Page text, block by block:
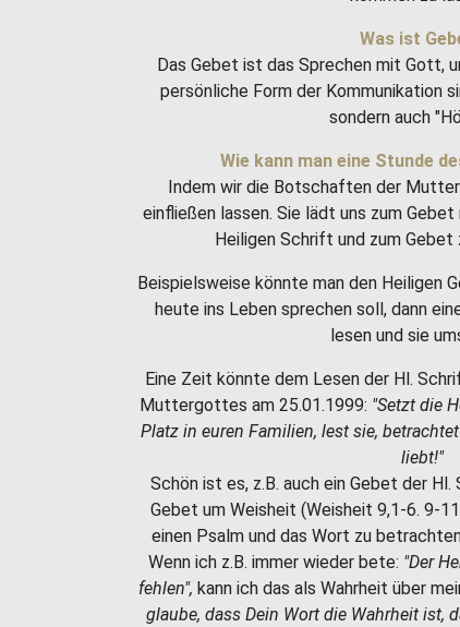
Was ist
Das Gebet ist das Sprechen mit Gott,
persönliche Form der Kommunikation
sondern auch
Wie kann man eine Stunde
Indem wir die Botschaften der
einfließen lassen. Sie lädt uns zum
Heiligen Schrift und zum Gebet
Beispielsweise könnte man den Heiligen
heute ins Leben sprechen soll, dann
lesen und sie
Eine Zeit könnte dem Lesen der Hl.
Muttergottes am 25.01.1999: "Setzt die
Platz in euren Familien, lest sie,
liebt!"
Schön ist es, z.B. auch ein Gebet der
Gebet um Weisheit (Weisheit 9,1-6. 9-
einen Psalm und das Wort zu
Wenn ich z.B. immer wieder bete: "Der
fehlen", kann ich das als Wahrheit über
glaube, dass Dein Wort die Wahrheit ist,